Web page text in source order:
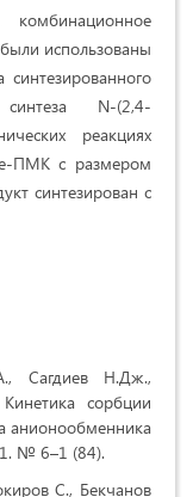
использованы
синтеза N-(2,4-
реакциях
ПМК с размером
синтезирован с
Сагдиев Н.Дж.,
сорбции
анионообменника
№ 6–1 (84).
С., Бекчанов